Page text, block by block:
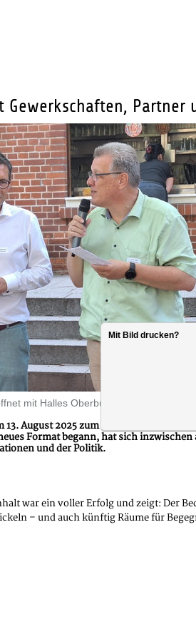
Partner
mit Halles Oberbürgermeister Dr.
August 2025 zum Netzwerktreffen
Format begann, hat sich
und der Politik.
war ein voller Erfolg und zeigt: Der
– und auch künftig Räume für
Mit Bild drucken?